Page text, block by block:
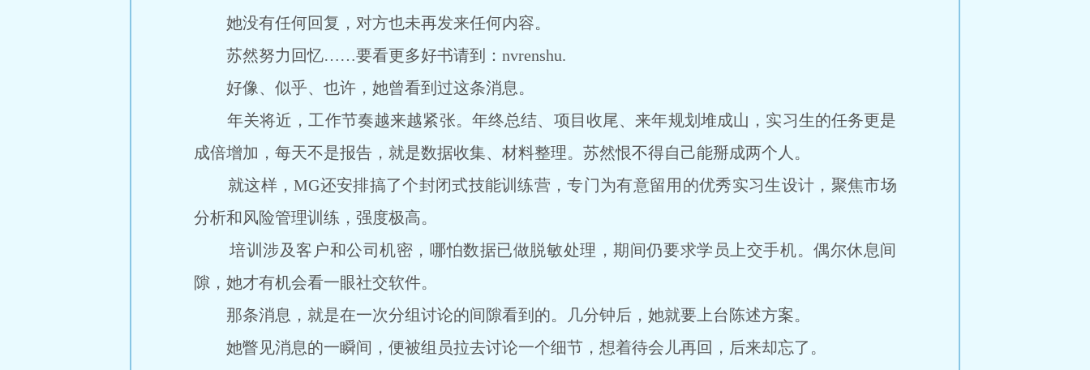
她没有任何回复，对方也未再发来任何内容。
苏然努力回忆……要看更多好书请到：nvrenshu.
好像、似乎、也许，她曾看到过这条消息。
年关将近，工作节奏越来越紧张。年终总结、项目收尾、来年规划堆成山，实习生的任务更是
成倍增加，每天不是报告，就是数据收集、材料整理。苏然恨不得自己能掰成两个人。
就这样，MG还安排搞了个封闭式技能训练营，专门为有意留用的优秀实习生设计，聚焦市场
分析和风险管理训练，强度极高。
培训涉及客户和公司机密，哪怕数据已做脱敏处理，期间仍要求学员上交手机。偶尔休息间
隙，她才有机会看一眼社交软件。
那条消息，就是在一次分组讨论的间隙看到的。几分钟后，她就要上台陈述方案。
她瞥见消息的一瞬间，便被组员拉去讨论一个细节，想着待会儿再回，后来却忘了。